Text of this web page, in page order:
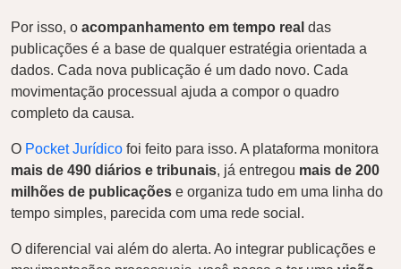
Por isso, o acompanhamento em tempo real das
publicações é a base de qualquer estratégia orientada a
dados. Cada nova publicação é um dado novo. Cada
movimentação processual ajuda a compor o quadro
completo da causa.
O Pocket Jurídico foi feito para isso. A plataforma monitora
mais de 490 diários e tribunais, já entregou mais de 200
milhões de publicações e organiza tudo em uma linha do
tempo simples, parecida com uma rede social.
O diferencial vai além do alerta. Ao integrar publicações e